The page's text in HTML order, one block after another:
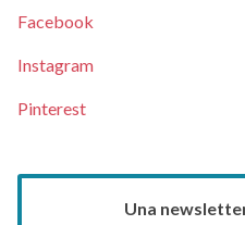
Facebook
Instagram
Pinterest
Una